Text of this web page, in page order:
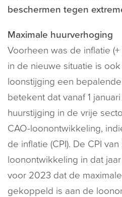
beschermen tegen
Maximale huurverhoging
Voorheen was de inflatie (+
in de nieuwe situatie is
loonstijging een
betekent dat vanaf 1
huurstijging in de vrije
CAO-loonontwikkeling,
de inflatie (CPI). De CPI
loonontwikkeling in dat jaar
voor 2023 dat de
gekoppeld is aan de